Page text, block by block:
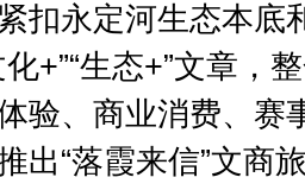
扣永定河生态本底
+”“生态+”文章，
验、商业消费、赛
出“落霞来信”文商